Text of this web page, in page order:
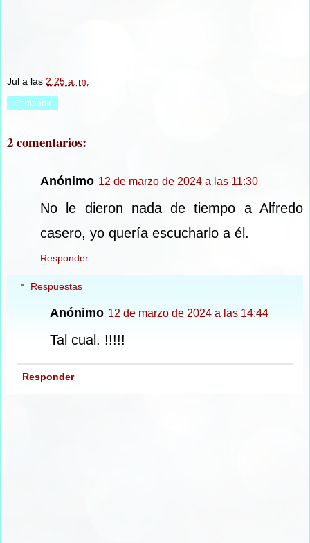
Jul a las 2:25 a. m.
Compartir
2 comentarios:
Anónimo 12 de marzo de 2024 a las 11:30
No le dieron nada de tiempo a Alfredo
casero, yo quería escucharlo a él.
Responder
Respuestas
Anónimo 12 de marzo de 2024 a las 14:44
Tal cual. !!!!!
Responder